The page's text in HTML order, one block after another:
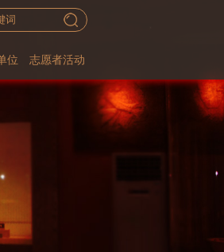
位 志愿者活动